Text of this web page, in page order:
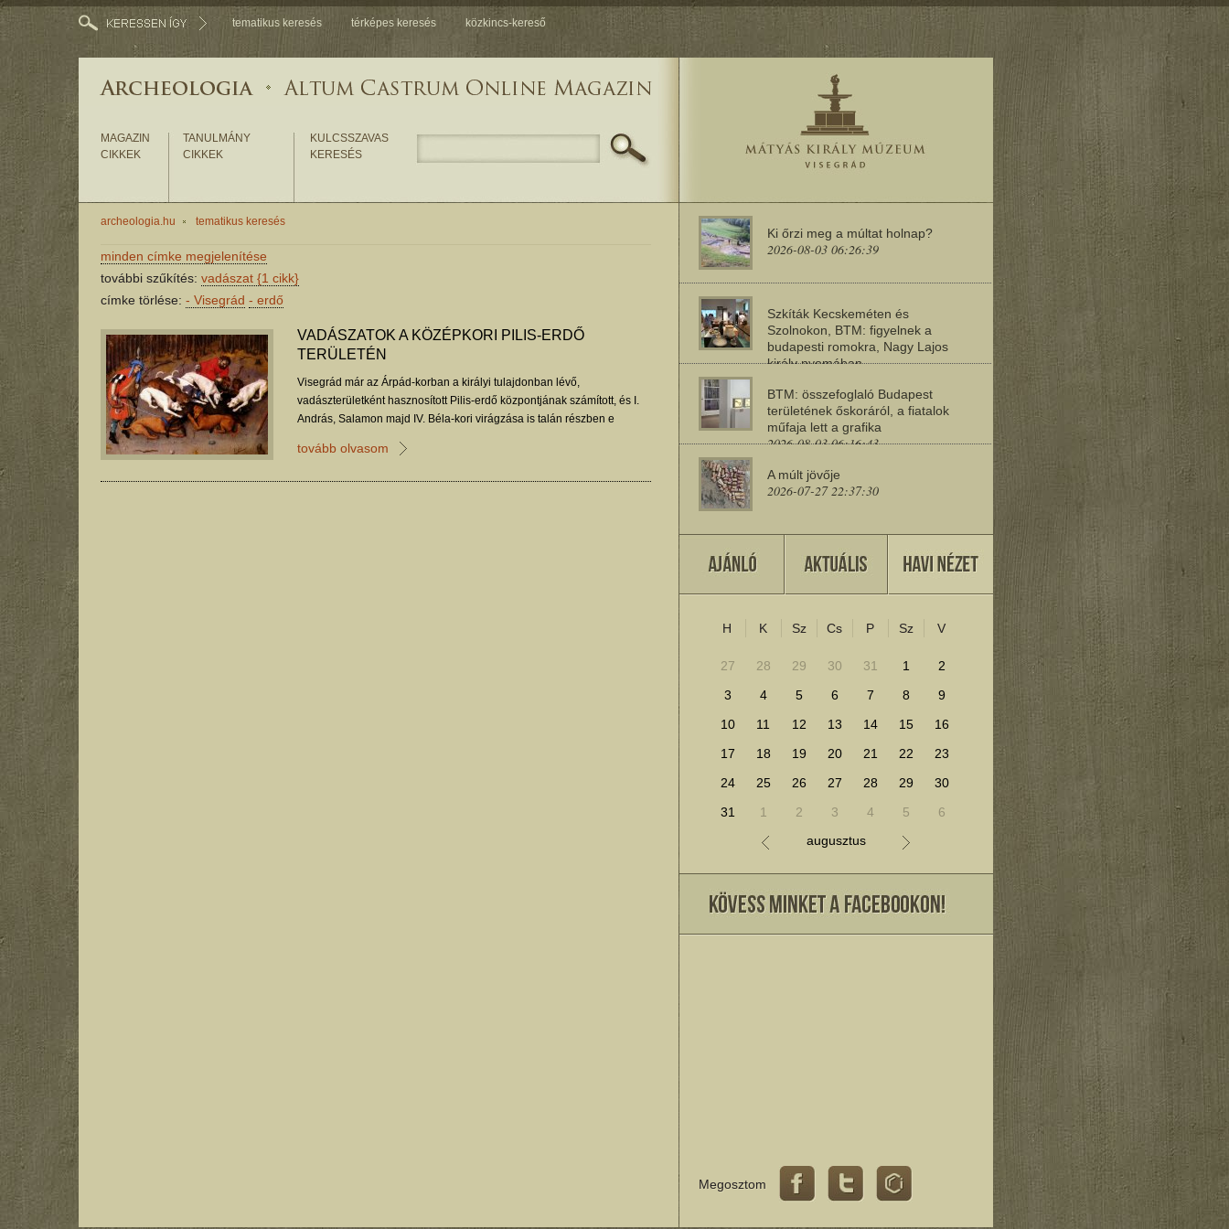
tematikus keresés térképes keresés közkincs-kereső
MAGAZIN
CIKKEK
TANULMÁNY
CIKKEK
KULCSSZAVAS
KERESÉS
archeologia.hu tematikus keresés
minden címke megjelenítése
további szűkítés: vadászat {1 cikk}
címke törlése: - Visegrád - erdő
VADÁSZATOK A KÖZÉPKORI PILIS-ERDŐ
TERÜLETÉN
Visegrád már az Árpád-korban a királyi tulajdonban lévő,
vadászterületként hasznosított Pilis-erdő központjának számított, és I.
András, Salamon majd IV. Béla-kori virágzása is talán részben e
tanulmánya.
tovább olvasom
Ki őrzi meg a múltat holnap?
2026-08-03 06:26:39
Szkíták Kecskeméten és
Szolnokon, BTM: figyelnek a
budapesti romokra, Nagy Lajos
király nyomában
BTM: összefoglaló Budapest
területének őskoráról, a fiatalok
műfaja lett a grafika
2026-08-03 06:16:43
A múlt jövője
2026-07-27 22:37:30
Miért szeresd a műemlékeket?
2026-07-25 11:30:41
További cikkek megjelenítéséhez kattints ide!
H K Sz Cs P Sz V
27 28 29 30 31 1
2
3
4 5 6 7 8
9
10
11 12 13 14 15
16
17
18 19 20 21 22
23
24
25 26 27 28 29
30
31
1 2 3 4 5
6
augusztus
Megosztom